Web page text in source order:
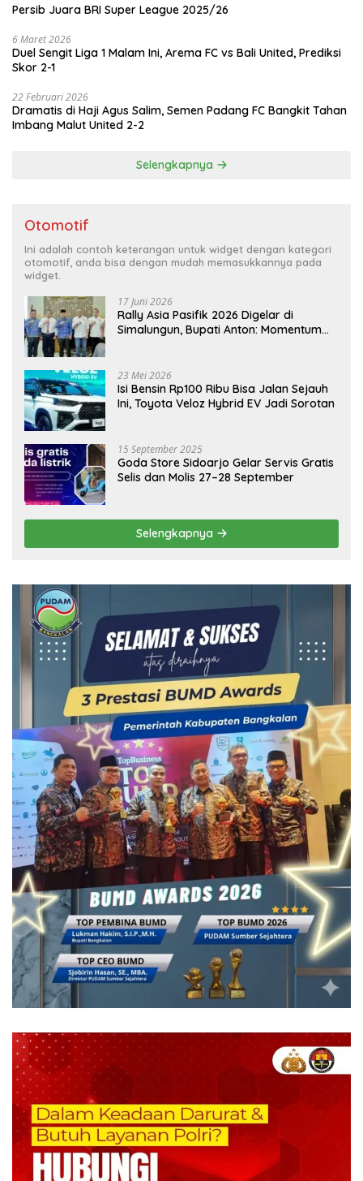
Persib Juara BRI Super League 2025/26
6 Maret 2026
Duel Sengit Liga 1 Malam Ini, Arema FC vs Bali United, Prediksi
Skor 2-1
22 Februari 2026
Dramatis di Haji Agus Salim, Semen Padang FC Bangkit Tahan
Imbang Malut United 2-2
Selengkapnya
Otomotif
Ini adalah contoh keterangan untuk widget dengan kategori
otomotif, anda bisa dengan mudah memasukkannya pada
widget.
17 Juni 2026
Rally Asia Pasifik 2026 Digelar di
Simalungun, Bupati Anton: Momentum
23 Mei 2026
Isi Bensin Rp100 Ribu Bisa Jalan Sejauh
Ini, Toyota Veloz Hybrid EV Jadi Sorotan
15 September 2025
Goda Store Sidoarjo Gelar Servis Gratis
Selis dan Molis 27–28 September
Selengkapnya